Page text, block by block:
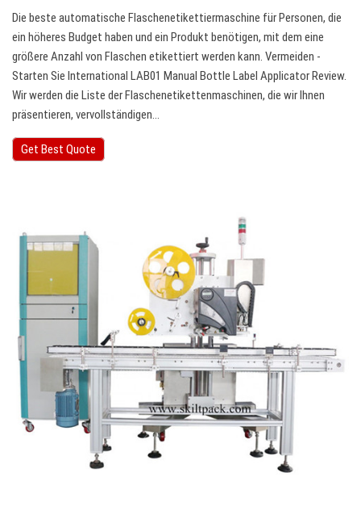
Die beste automatische Flaschenetikettiermaschine für Personen, die
ein höheres Budget haben und ein Produkt benötigen, mit dem eine
größere Anzahl von Flaschen etikettiert werden kann. Vermeiden -
Starten Sie International LAB01 Manual Bottle Label Applicator Review.
Wir werden die Liste der Flaschenetikettenmaschinen, die wir Ihnen
präsentieren, vervollständigen…
Get Best Quote